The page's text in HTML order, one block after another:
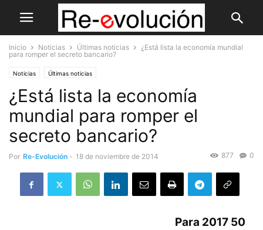
Inicio Noticias Últimas noticias
¿Está lista la economía mundial
para romper el secreto bancario?
Noticias Últimas noticias
¿Está lista la economía
mundial para romper el
secreto bancario?
Por Re-Evolución - 18 de noviembre de 2014 0
877
Para 2017 50